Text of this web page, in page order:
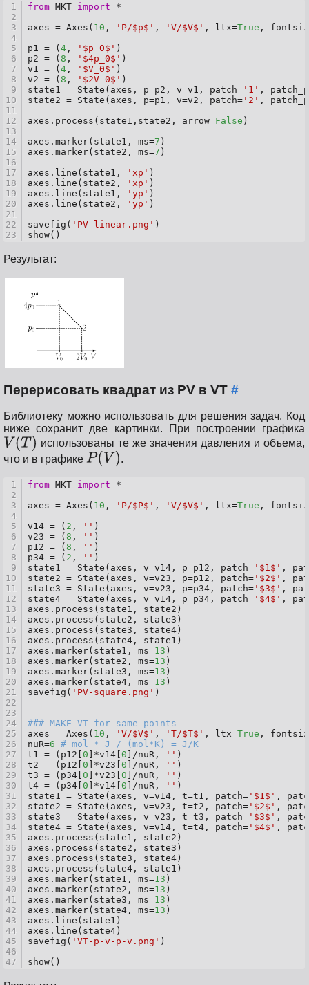
1
2
3
4
5
6
7
8
9
10
11
12
13
14
15
16
17
18
19
20
21
22
23
from MKT import *
axes = Axes( 10 , 'P/$p$' , 'V/$V$' , ltx=True ,
p1 = ( 4 , '$p_0$' )
p2 = ( 8 , '$4p_0$' )
v1 = ( 4 , '$V_0$' )
v2 = ( 8 , '$2V_0$' )
state1 = State(axes, p=p2, v=v1, patch= '1' ,
state2 = State(axes, p=p1, v=v2, patch= '2' ,
axes.process(state1,state2, arrow=False )
axes.marker(state1, ms=7 )
axes.marker(state2, ms=7 )
axes.line(state1,
'xp' )
axes.line(state2,
'xp' )
axes.line(state1,
'yp' )
axes.line(state2,
'yp' )
savefig( 'PV-linear.png' )
show()
Результат:
Перерисовать квадрат из PV в VT #
Библиотеку можно использовать для решения задач. Код
ниже сохранит две картинки. При построении графика
использованы те же значения давления и объема,
что и в графике
.
1
2
3
4
5
6
7
8
9
10
11
12
13
14
15
16
17
18
19
20
21
22
23
24
25
26
27
28
29
30
31
32
33
34
35
36
37
38
39
40
41
42
43
44
45
46
47
from MKT import *
axes = Axes( 10 , 'P/$P$' , 'V/$V$' , ltx=True ,
v14 = ( 2 , '' )
v23 = ( 8 , '' )
p12 = ( 8 , '' )
p34 = ( 2 , '' )
state1 = State(axes, v=v14, p=p12, patch= '$1$' ,
state2 = State(axes, v=v23, p=p12, patch= '$2$' ,
state3 = State(axes, v=v23, p=p34, patch= '$3$' ,
state4 = State(axes, v=v14, p=p34, patch= '$4$' ,
axes.process(state1, state2)
axes.process(state2, state3)
axes.process(state3, state4)
axes.process(state4, state1)
axes.marker(state1, ms=13 )
axes.marker(state2, ms=13 )
axes.marker(state3, ms=13 )
axes.marker(state4, ms=13 )
savefig( 'PV-square.png' )
### MAKE VT for same points
axes = Axes( 10 , 'V/$V$' , 'T/$T$' , ltx=True ,
nuR=6 # mol * J / (mol*K) = J/K
t1 = (p12[ 0 ]*v14[ 0 ]/nuR, '' )
t2 = (p12[ 0 ]*v23[ 0 ]/nuR, '' )
t3 = (p34[ 0 ]*v23[ 0 ]/nuR, '' )
t4 = (p34[ 0 ]*v14[ 0 ]/nuR, '' )
state1 = State(axes, v=v14, t=t1, patch= '$1$' ,
state2 = State(axes, v=v23, t=t2, patch= '$2$' ,
state3 = State(axes, v=v23, t=t3, patch= '$3$' ,
state4 = State(axes, v=v14, t=t4, patch= '$4$' ,
axes.process(state1, state2)
axes.process(state2, state3)
axes.process(state3, state4)
axes.process(state4, state1)
axes.marker(state1, ms=13 )
axes.marker(state2, ms=13 )
axes.marker(state3, ms=13 )
axes.marker(state4, ms=13 )
axes.line(state1)
axes.line(state4)
savefig( 'VT-p-v-p-v.png' )
show()